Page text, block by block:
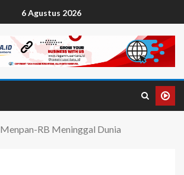
6 Agustus 2026
Menpan-RB Meninggal Dunia